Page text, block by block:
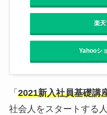
楽
Yahooシ
「 2021新入社員基礎講
社会人をスタートする